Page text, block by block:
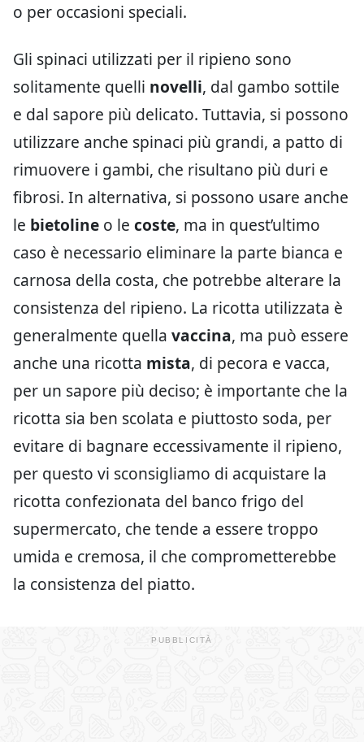
o per occasioni speciali.
Gli spinaci utilizzati per il ripieno sono
solitamente quelli novelli, dal gambo sottile
e dal sapore più delicato. Tuttavia, si possono
utilizzare anche spinaci più grandi, a patto di
rimuovere i gambi, che risultano più duri e
fibrosi. In alternativa, si possono usare anche
le bietoline o le coste, ma in quest’ultimo
caso è necessario eliminare la parte bianca e
carnosa della costa, che potrebbe alterare la
consistenza del ripieno. La ricotta utilizzata è
generalmente quella vaccina, ma può essere
anche una ricotta mista, di pecora e vacca,
per un sapore più deciso; è importante che la
ricotta sia ben scolata e piuttosto soda, per
evitare di bagnare eccessivamente il ripieno,
per questo vi sconsigliamo di acquistare la
ricotta confezionata del banco frigo del
supermercato, che tende a essere troppo
umida e cremosa, il che comprometterebbe
la consistenza del piatto.